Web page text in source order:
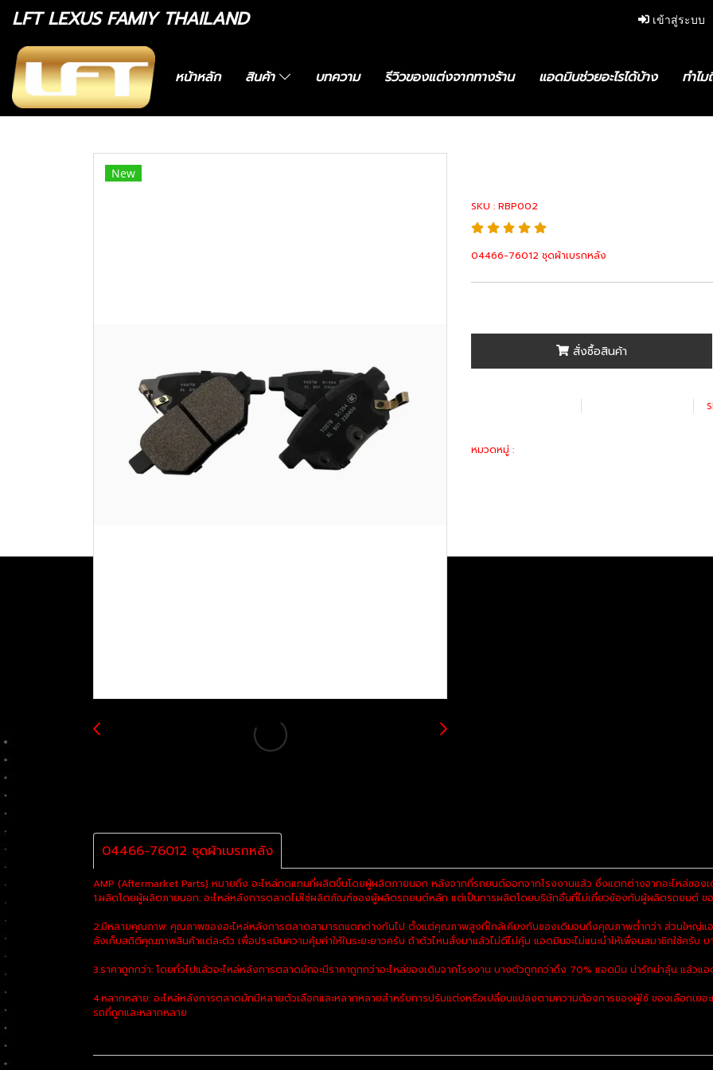
LFT LEXUS FAMIY THAILAND เข้าสู่ระบบ
หน้าหลัก สินค้า บทความ รีวิวของแต่งจากทางร้าน แอดมินช่วยอะไรได้บ้าง ทำไ
New
SKU : RBP002
04466-76012 ชุดผ้าเบรกหลัง
สั่งซื้อสินค้า
หมวดหมู่ :
04466-76012 ชุดผ้าเบรกหลัง
AMP (Aftermarket Parts) หมายถึง อะไหล่ทดแทนที่ผลิตขึ้นโดยผู้ผลิตภายนอก หลังจากที่รถยนต์ออกจากโรงงานแล้ว ซึ่งแตกต่างจากอะไหล่ขอ
1.ผลิตโดยผู้ผลิตภายนอก: อะไหล่หลังการตลาดไม่ใช่ผลิตภัณฑ์ของผู้ผลิตรถยนต์หลัก แต่เป็นการผลิตโดยบริษัทอื่นที่ไม่เกี่ยวข้องกับผู้ผลิตรถยนต์ ข
2.มีหลายคุณภาพ: คุณภาพของอะไหล่หลังการตลาดสามารถแตกต่างกันไป ตั้งแต่คุณภาพสูงที่ใกล้เคียงกับของเดิมจนถึงคุณภาพต่ำกว่า ส่วนใหญ่แ
ลังเก็บสถิติคุณภาพสินค้าแต่ละตัว เพื่อประเมินความคุ้มค่าให้ในระยะยาวครับ ถ้าตัวไหนสั่งมาแล้วไม่ดีไม่คุ้ม แอดมินจะไม่แนะนำให้เพื่อนสมาชิกใช้ครับ
3.ราคาถูกกว่า: โดยทั่วไปแล้วอะไหล่หลังการตลาดมักจะมีราคาถูกกว่าอะไหล่ของเดิมจากโรงงาน บางตัวถูกกว่าถึง 70% แอดมิน น่ารักน่าลุ้น แล้ว
4.หลากหลาย: อะไหล่หลังการตลาดมักมีหลายตัวเลือกและหลากหลายสำหรับการปรับแต่งหรือเปลี่ยนแปลงตามความต้องการของผู้ใช้ ของเลือกเยอะ
รถที่ถูกและหลากหลาย